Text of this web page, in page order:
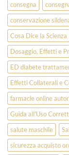
consegna
conservazione
Cosa Dice la Scienza
Dosaggio, Effetti e
ED diabete
Effetti Collaterali e
farmacie online
Guida all'Uso
salute maschile
sicurezza acquisto